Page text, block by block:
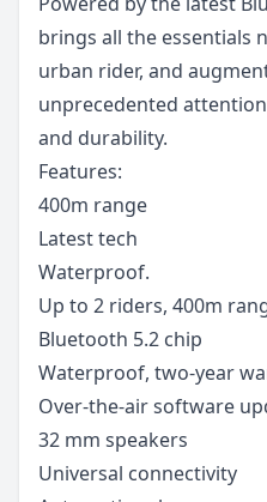
brings all the essentials
urban rider, and
unprecedented
and durability.
Features:
400m range
Latest tech
Waterproof.
Up to 2 riders, 400m
Bluetooth 5.2 chip
Waterproof, two-year
Over-the-air software
32 mm speakers
Universal connectivity